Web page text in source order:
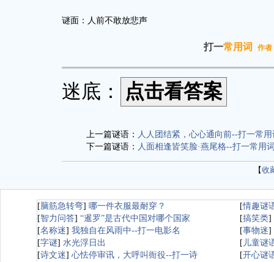
谜面：人前不敢放悲声
打一常用词 作者
迷底：
上一篇谜语： 人人团结紧，心心通向前--打一常用
下一篇谜语： 人面相逢皆笑脸·燕尾格--打一常用
【收
[脑筋急转弯] 哪一件衣服最耐穿？ [情趣谜
[智力问答] “暹罗”是古代中国对哪个国家 [搞笑类]
[名称迷] 我独自在风雨中--打一电影名 [事物迷]
[字谜] 水光浮日出 [ 儿童谜
[诗文迷] 心怯停审讯，大呼叫衙役--打一诗 [开心谜